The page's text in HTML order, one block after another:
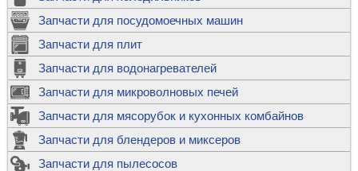
Запчасти для посудомоечных машин
Запчасти для плит
Запчасти для водонагревателей
Запчасти для микроволновых печей
Запчасти для мясорубок и кухонных комбайнов
Запчасти для блендеров и миксеров
Запчасти для пылесосов